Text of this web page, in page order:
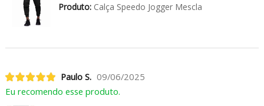
Produto:Calça Speedo Jogger Mescla
Paulo S. 09/06/2025
Eu recomendo esse produto.